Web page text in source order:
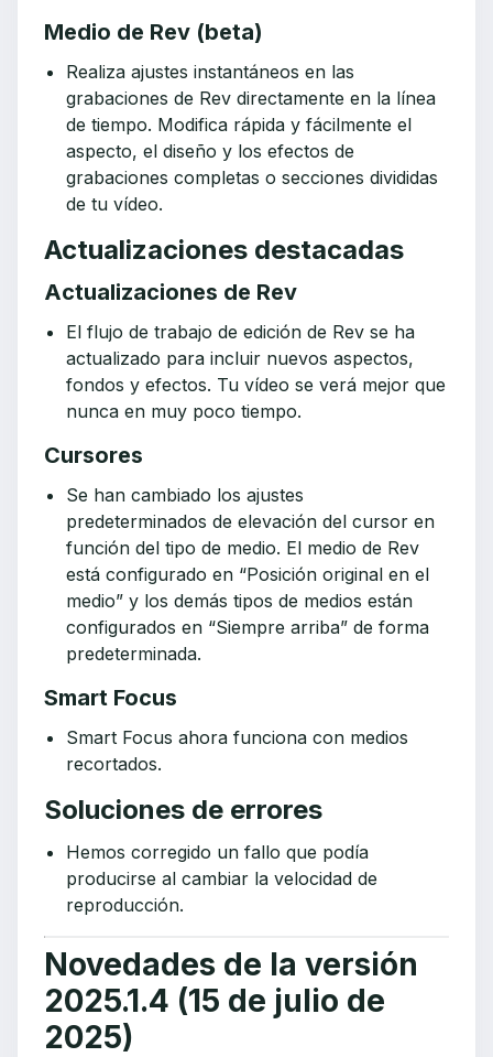
Medio de Rev (beta)
Realiza ajustes instantáneos en las
grabaciones de Rev directamente en la línea
de tiempo. Modifica rápida y fácilmente el
aspecto, el diseño y los efectos de
grabaciones completas o secciones divididas
de tu vídeo.
Actualizaciones destacadas
Actualizaciones de Rev
El flujo de trabajo de edición de Rev se ha
actualizado para incluir nuevos aspectos,
fondos y efectos. Tu vídeo se verá mejor que
nunca en muy poco tiempo.
Cursores
Se han cambiado los ajustes
predeterminados de elevación del cursor en
función del tipo de medio. El medio de Rev
está configurado en “Posición original en el
medio” y los demás tipos de medios están
configurados en “Siempre arriba” de forma
predeterminada.
Smart Focus
Smart Focus ahora funciona con medios
recortados.
Soluciones de errores
Hemos corregido un fallo que podía
producirse al cambiar la velocidad de
reproducción.
Novedades de la versión
2025.1.4 (15 de julio de
2025)